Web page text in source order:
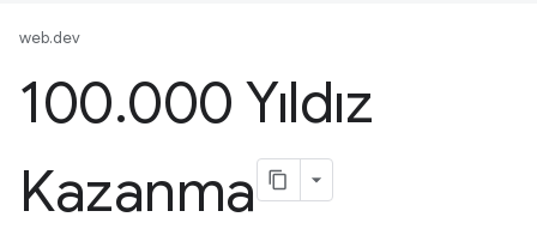
web.dev
100.000 Yıldız
Kazanma